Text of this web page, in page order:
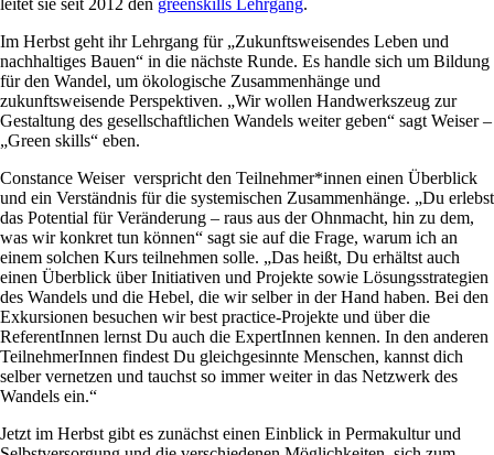
leitet sie seit 2012 den greenskills Lehrgang.
Im Herbst geht ihr Lehrgang für „Zukunftsweisendes Leben und
nachhaltiges Bauen“ in die nächste Runde. Es handle sich um Bildung
für den Wandel, um ökologische Zusammenhänge und
zukunftsweisende Perspektiven. „Wir wollen Handwerkszeug zur
Gestaltung des gesellschaftlichen Wandels weiter geben“ sagt Weiser –
„Green skills“ eben.
Constance Weiser verspricht den Teilnehmer*innen einen Überblick
und ein Verständnis für die systemischen Zusammenhänge. „Du erlebst
das Potential für Veränderung – raus aus der Ohnmacht, hin zu dem,
was wir konkret tun können“ sagt sie auf die Frage, warum ich an
einem solchen Kurs teilnehmen solle. „Das heißt, Du erhältst auch
einen Überblick über Initiativen und Projekte sowie Lösungsstrategien
des Wandels und die Hebel, die wir selber in der Hand haben. Bei den
Exkursionen besuchen wir best practice-Projekte und über die
ReferentInnen lernst Du auch die ExpertInnen kennen. In den anderen
TeilnehmerInnen findest Du gleichgesinnte Menschen, kannst dich
selber vernetzen und tauchst so immer weiter in das Netzwerk des
Wandels ein.“
Jetzt im Herbst gibt es zunächst einen Einblick in Permakultur und